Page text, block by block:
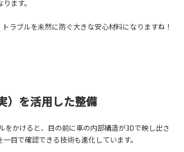
ます。
トラブルを未然に防ぐ大きな安心材料になりますね！
）を活用した整備
をかけると、目の前に車の内部構造が3Dで映し出さ
目で確認できる技術も進化しています。